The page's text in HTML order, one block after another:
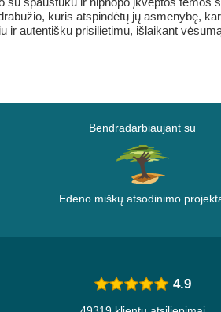
kuris atspindėtų jų asmenybę,
autentišku prisilietimu, išlaikant
Bendradarbiaujant su
Edeno miškų atsodinimo
4.9